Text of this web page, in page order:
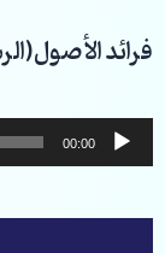
إلى
المحتوى
فرائد الأصول(الرسائل)-44-
مشغل
الصوت
00:00